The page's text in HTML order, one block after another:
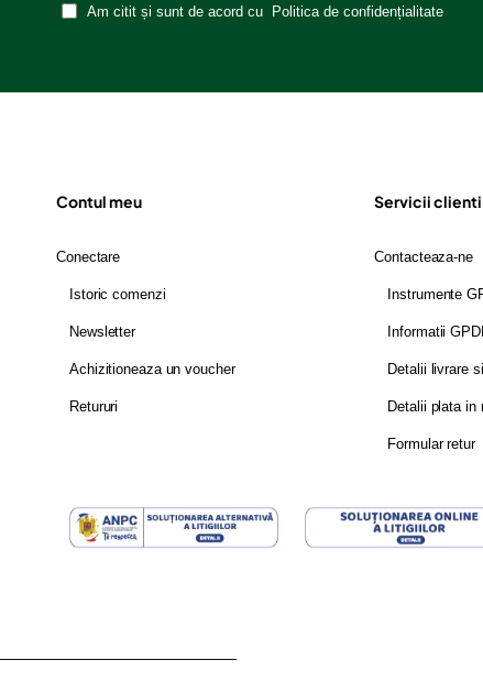
Am citit și sunt de acord cu Politica de confidențialitate
Contul meu
Conectare
Istoric comenzi
Newsletter
Achizitioneaza un voucher
Retururi
Servicii clienti
Contacteaza-ne
Instrumente
Informatii
Detalii livrare
Detalii plata in
Formular retur